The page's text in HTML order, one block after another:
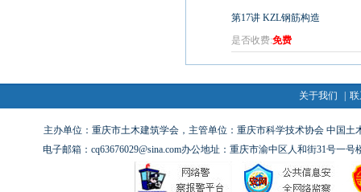
第17讲 KZL钢筋构造
是否收费:免费
关于我们
主办单位：重庆市土木建筑学会，主管单位：重庆市科学技术协会 中国
电子邮箱：cq63676029@sina.com办公地址：重庆市渝中区人和街31号一号